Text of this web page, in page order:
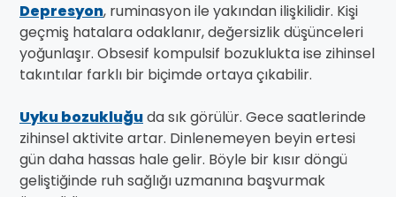
Depresyon, ruminasyon ile yakından ilişkilidir. Kişi
geçmiş hatalara odaklanır, değersizlik düşünceleri
yoğunlaşır. Obsesif kompulsif bozuklukta ise zihinsel
takıntılar farklı bir biçimde ortaya çıkabilir.
Uyku bozukluğuda sık görülür. Gece saatlerinde
zihinsel aktivite artar. Dinlenemeyen beyin ertesi
gün daha hassas hale gelir. Böyle bir kısır döngü
geliştiğinde ruh sağlığı uzmanına başvurmak